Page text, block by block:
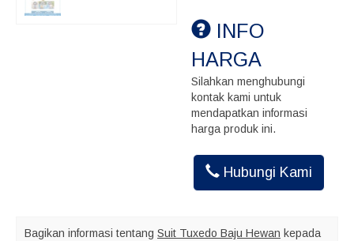
INFO
HARGA
Silahkan menghubungi
kontak kami untuk
mendapatkan informasi
harga produk ini.
Hubungi Kami
Bagikan informasi tentang Suit Tuxedo Baju Hewan kepada